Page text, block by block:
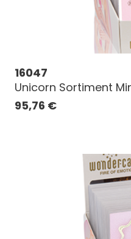
16047
Unicorn Sortiment
95,76 €